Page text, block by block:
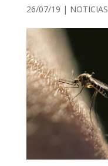
26/07/19 | NOTICIAS